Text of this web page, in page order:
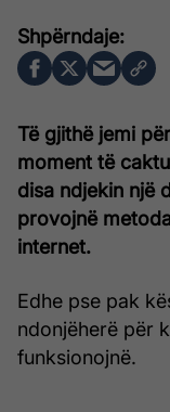
Të gjithë jemi
moment të
disa ndjekin një
provojnë
internet.
Edhe pse pak
ndonjëherë për
funksionojnë.